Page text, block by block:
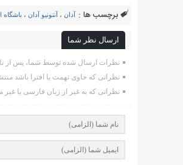
برچسب ها : آدان ،آنتونیو آدان ، باشگاه
ارسال نظر شما
نظرات ارسال شده توسط شما، پس از
نظراتی که حاوی تهمت یا افترا باشد
نظراتی که به غیر از زبان فارسی یا غیر